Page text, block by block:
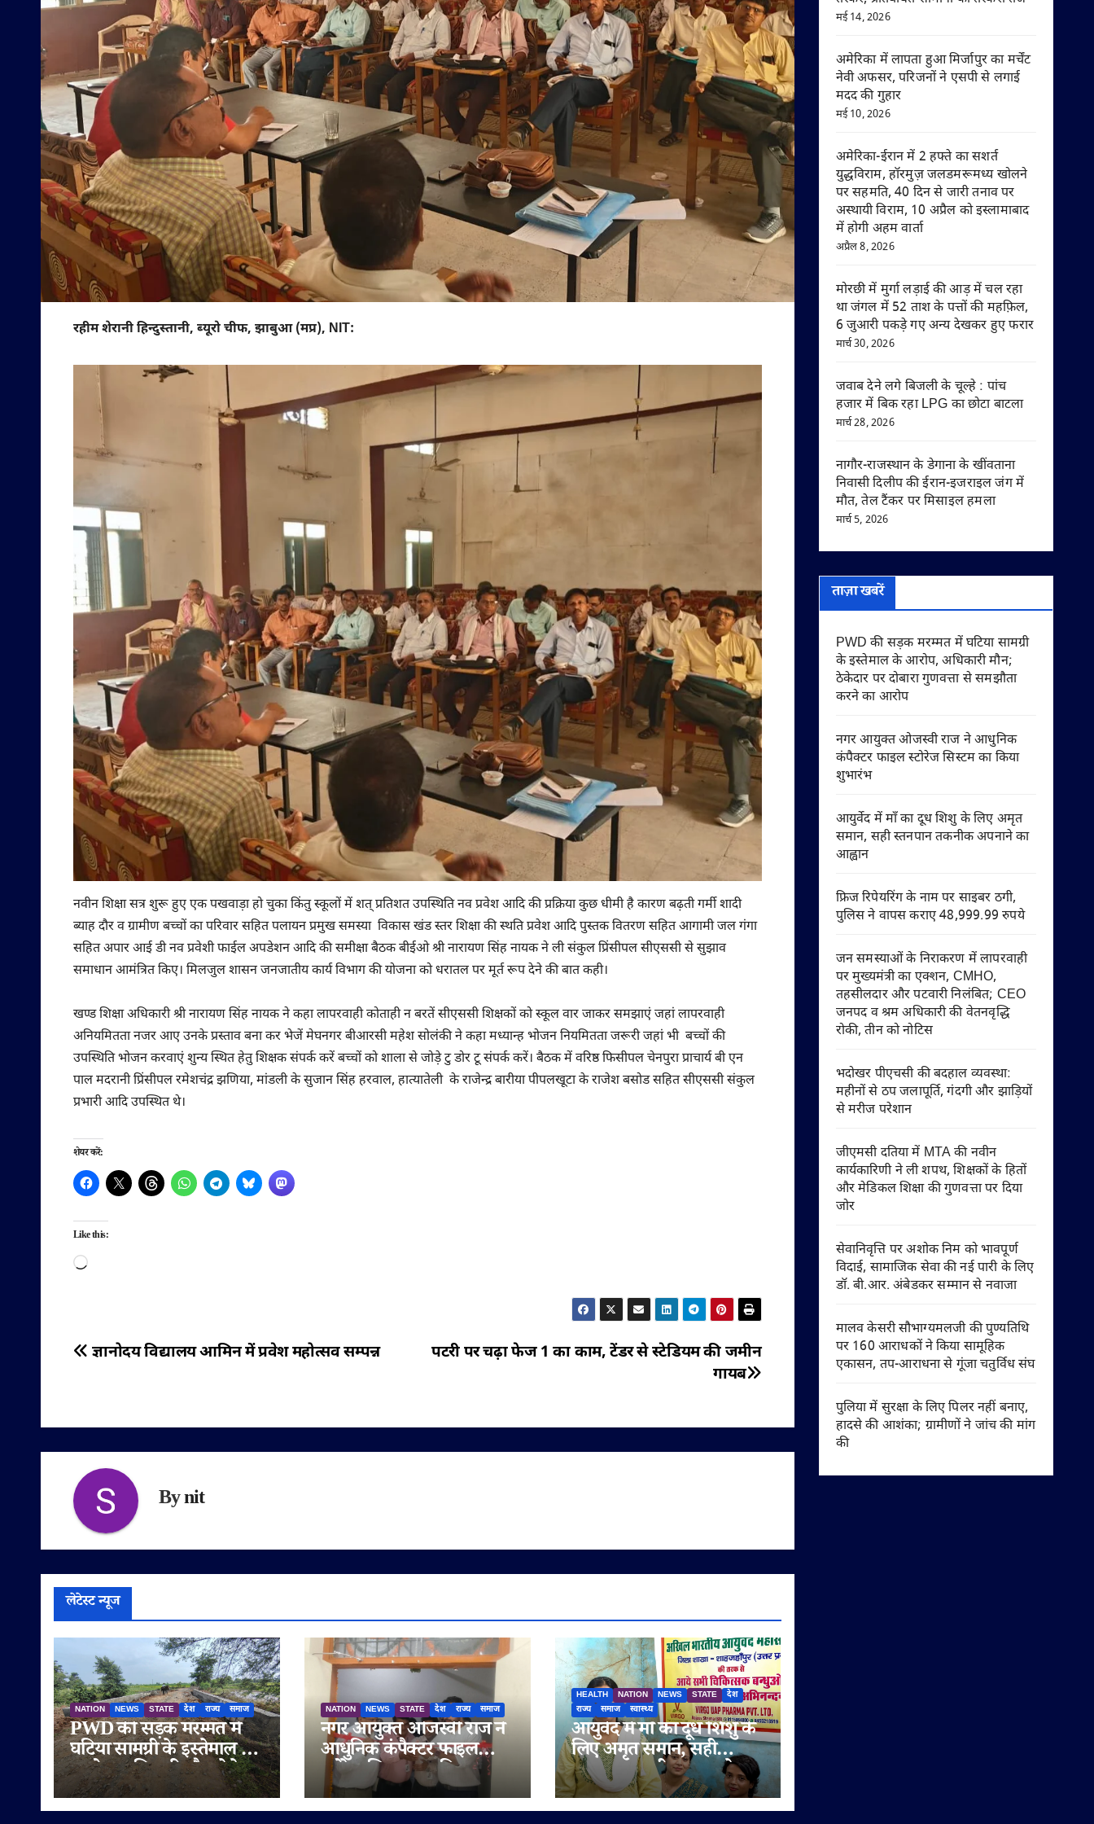
रहीम शेरानी हिन्दुस्तानी, ब्यूरो चीफ, झाबुआ (मप्र), NIT:
नवीन शिक्षा सत्र शुरू हुए एक पखवाड़ा हो चुका किंतु स्कूलों में शत् प्रतिशत उपस्थिति नव प्रवेश आदि की प्रक्रिया कुछ धीमी है कारण बढ़ती गर्मी शादी
ब्याह दौर व ग्रामीण बच्चों का परिवार सहित पलायन प्रमुख समस्या विकास खंड स्तर शिक्षा की स्थति प्रवेश आदि पुस्तक वितरण सहित आगामी जल गंगा
सहित अपार आई डी नव प्रवेशी फाईल अपडेशन आदि की समीक्षा बैठक बीईओ श्री नारायण सिंह नायक ने ली संकुल प्रिंसीपल सीएससी से सुझाव
समाधान आमंत्रित किए। मिलजुल शासन जनजातीय कार्य विभाग की योजना को धरातल पर मूर्त रूप देने की बात कही।
खण्ड शिक्षा अधिकारी श्री नारायण सिंह नायक ने कहा लापरवाही कोताही न बरतें सीएससी शिक्षकों को स्कूल वार जाकर समझाएं जहां लापरवाही
अनियमितता नजर आए उनके प्रस्ताव बना कर भेजें मेघनगर बीआरसी महेश सोलंकी ने कहा मध्यान्ह भोजन नियमितता जरूरी जहां भी बच्चों की
उपस्थिति भोजन करवाएं शुन्य स्थित हेतु शिक्षक संपर्क करें बच्चों को शाला से जोड़े टु डोर टू संपर्क करें। बैठक में वरिष्ठ फिसीपल चेनपुरा प्राचार्य बी एन
पाल मदरानी प्रिंसीपल रमेशचंद्र झणिया, मांडली के सुजान सिंह हरवाल, हात्यातेली के राजेन्द्र बारीया पीपलखूटा के राजेश बसोड सहित सीएससी संकुल
प्रभारी आदि उपस्थित थे।
शेयर करें:
Like this:
Loading…
पोस्ट
पटरी पर चढ़ा फेज 1 का काम, टेंडर से स्टेडियम की जमीन
गायब
ज्ञानोदय विद्यालय आमिन में प्रवेश महोत्सव सम्पन्न
Bynit
लेटेस्ट न्यूज
NATION NEWS STATE देश राज्य समाज
PWD की सड़क मरम्मत में
घटिया सामग्री के इस्तेमाल के
आरोप, अधिकारी मौन; ठेकेदार
पर दोबारा गुणवत्ता से
समझौता करने का आरोप
NATION NEWS STATE देश राज्य समाज
नगर आयुक्त ओजस्वी राज ने
आधुनिक कंपैक्टर फाइल
स्टोरेज सिस्टम का किया
शुभारंभ
HEALTH NATION NEWS STATE
देश
राज्य
समाज स्वास्थ्य
आयुर्वेद में माँ का दूध शिशु के
लिए अमृत समान, सही
स्तनपान तकनीक अपनाने का
आह्वान
मई 14, 2026
अमेरिका में लापता हुआ मिर्जापुर का मर्चेंट
नेवी अफसर, परिजनों ने एसपी से लगाई
मदद की गुहार
मई 10, 2026
अमेरिका-ईरान में 2 हफ्ते का सशर्त
युद्धविराम, हॉरमुज़ जलडमरूमध्य खोलने
पर सहमति, 40 दिन से जारी तनाव पर
अस्थायी विराम, 10 अप्रैल को इस्लामाबाद
में होगी अहम वार्ता
अप्रैल 8, 2026
मोरछी में मुर्गा लड़ाई की आड़ में चल रहा
था जंगल में 52 ताश के पत्तों की महफ़िल,
6 जुआरी पकड़े गए अन्य देखकर हुए फरार
मार्च 30, 2026
जवाब देने लगे बिजली के चूल्हे : पांच
हजार में बिक रहा LPG का छोटा बाटला
मार्च 28, 2026
नागौर-राजस्थान के डेगाना के खींवताना
निवासी दिलीप की ईरान-इजराइल जंग में
मौत, तेल टैंकर पर मिसाइल हमला
मार्च 5, 2026
ताज़ा खबरें
PWD की सड़क मरम्मत में घटिया सामग्री
के इस्तेमाल के आरोप, अधिकारी मौन;
ठेकेदार पर दोबारा गुणवत्ता से समझौता
करने का आरोप
नगर आयुक्त ओजस्वी राज ने आधुनिक
कंपैक्टर फाइल स्टोरेज सिस्टम का किया
शुभारंभ
आयुर्वेद में माँ का दूध शिशु के लिए अमृत
समान, सही स्तनपान तकनीक अपनाने का
आह्वान
फ्रिज रिपेयरिंग के नाम पर साइबर ठगी,
पुलिस ने वापस कराए 48,999.99 रुपये
जन समस्याओं के निराकरण में लापरवाही
पर मुख्यमंत्री का एक्शन, CMHO,
तहसीलदार और पटवारी निलंबित; CEO
जनपद व श्रम अधिकारी की वेतनवृद्धि
रोकी, तीन को नोटिस
भदोखर पीएचसी की बदहाल व्यवस्था:
महीनों से ठप जलापूर्ति, गंदगी और झाड़ियों
से मरीज परेशान
जीएमसी दतिया में MTA की नवीन
कार्यकारिणी ने ली शपथ, शिक्षकों के हितों
और मेडिकल शिक्षा की गुणवत्ता पर दिया
जोर
सेवानिवृत्ति पर अशोक निम को भावपूर्ण
विदाई, सामाजिक सेवा की नई पारी के लिए
डॉ. बी.आर. अंबेडकर सम्मान से नवाजा
मालव केसरी सौभाग्यमलजी की पुण्यतिथि
पर 160 आराधकों ने किया सामूहिक
एकासन, तप-आराधना से गूंजा चतुर्विध संघ
पुलिया में सुरक्षा के लिए पिलर नहीं बनाए,
हादसे की आशंका; ग्रामीणों ने जांच की मांग
की